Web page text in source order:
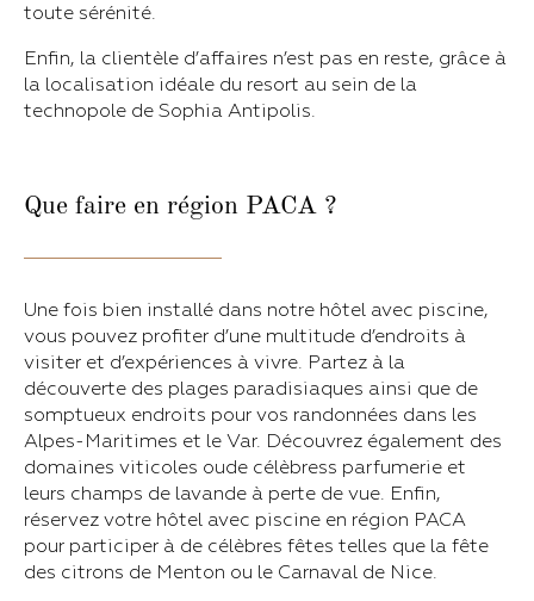
toute sérénité.
Enfin, la clientèle d’affaires n’est pas en reste, grâce à
la localisation idéale du resort au sein de la
technopole de Sophia Antipolis.
Que faire en région PACA ?
Une fois bien installé dans notre hôtel avec piscine,
vous pouvez profiter d’une multitude d’endroits à
visiter et d’expériences à vivre. Partez à la
découverte des plages paradisiaques ainsi que de
somptueux endroits pour vos randonnées dans les
Alpes-Maritimes et le Var. Découvrez également des
domaines viticoles oude célèbress parfumerie et
leurs champs de lavande à perte de vue. Enfin,
réservez votre hôtel avec piscine en région PACA
pour participer à de célèbres fêtes telles que la fête
des citrons de Menton ou le Carnaval de Nice.